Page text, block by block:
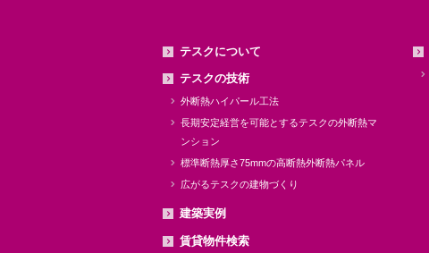
テスクについて
テスクの技術
外断熱ハイパール工法
長期安定経営を可能とするテスクの外断熱マ
ンション
標準断熱厚さ75mmの高断熱外断熱パネル
広がるテスクの建物づくり
建築実例
賃貸物件検索